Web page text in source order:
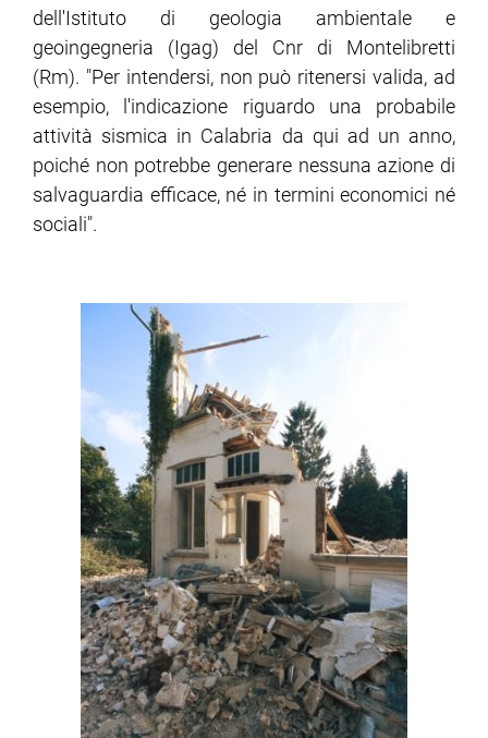
dell'Istituto di geologia ambientale e
geoingegneria (Igag) del Cnr di Montelibretti
(Rm). "Per intendersi, non può ritenersi valida, ad
esempio, l'indicazione riguardo una probabile
attività sismica in Calabria da qui ad un anno,
poiché non potrebbe generare nessuna azione di
salvaguardia efficace, né in termini economici né
sociali".